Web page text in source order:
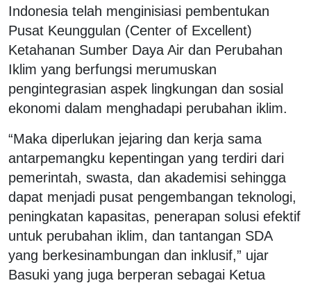
Indonesia telah menginisiasi pembentukan
Pusat Keunggulan (Center of Excellent)
Ketahanan Sumber Daya Air dan Perubahan
Iklim yang berfungsi merumuskan
pengintegrasian aspek lingkungan dan sosial
ekonomi dalam menghadapi perubahan iklim.
“Maka diperlukan jejaring dan kerja sama
antarpemangku kepentingan yang terdiri dari
pemerintah, swasta, dan akademisi sehingga
dapat menjadi pusat pengembangan teknologi,
peningkatan kapasitas, penerapan solusi efektif
untuk perubahan iklim, dan tantangan SDA
yang berkesinambungan dan inklusif,” ujar
Basuki yang juga berperan sebagai Ketua